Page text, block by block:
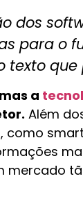
dos
para o
texto
a
Além
como
mercado